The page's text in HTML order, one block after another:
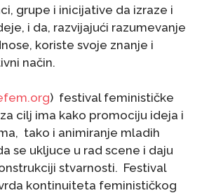
grupe i inicijative da izraze i
i da, razvijajući razumevanje
koriste svoje znanje i
način.
) festival feminističke
cilj ima kako promociju ideja i
tako i animiranje mladih
se ukljuce u rad scene i daju
stvarnosti. Festival
kontinuiteta feminističkog